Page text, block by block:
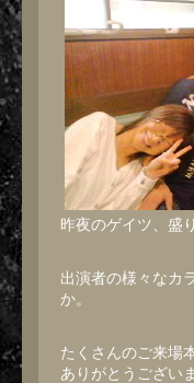
昨夜のゲイツ、盛
出演者の様々なカ
か。
たくさんのご来場
ありがとうござい